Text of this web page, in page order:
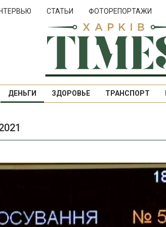
СТАТЬИ ФОТОРЕПОРТАЖИ
ДЕНЬГИ ЗДОРОВЬЕ ТРАНСПОРТ